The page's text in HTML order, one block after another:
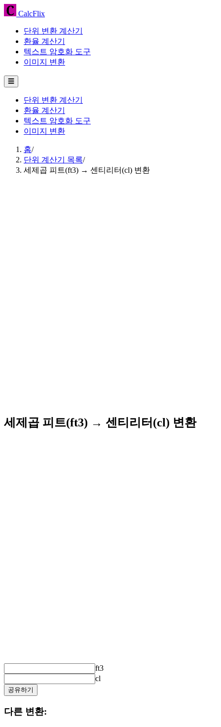
CalcFlix
단위 변환 계산기
환율 계산기
텍스트 암호화 도구
이미지 변환
☰
단위 변환 계산기
환율 계산기
텍스트 암호화 도구
이미지 변환
홈/
단위 계산기 목록/
세제곱 피트(ft3) → 센티리터(cl) 변환
세제곱 피트(ft3) → 센티리터(cl) 변환
ft3
cl
공유하기
다른 변환: